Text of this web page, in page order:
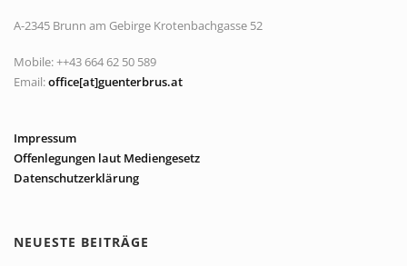
A-2345 Brunn am Gebirge Krotenbachgasse 52
Mobile: ++43 664 62 50 589
Email:office[at]guenterbrus.at
Impressum
Offenlegungen laut Mediengesetz
Datenschutzerklärung
NEUESTE BEITRÄGE